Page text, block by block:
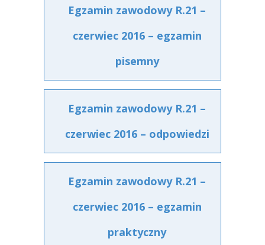
Egzamin zawodowy R.21 –
czerwiec 2016 – egzamin
pisemny
Egzamin zawodowy R.21 –
czerwiec 2016 – odpowiedzi
Egzamin zawodowy R.21 –
czerwiec 2016 – egzamin
praktyczny